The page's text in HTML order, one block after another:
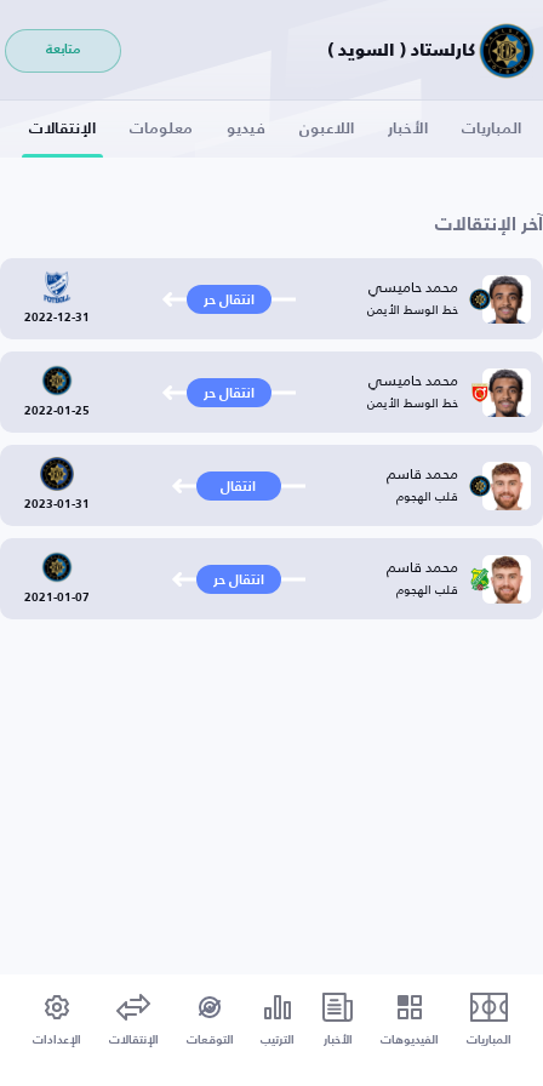
كارلستاد ( السويد ) متابعة
المباريات الأخبار اللاعبون فيديو معلومات الإنتقالات
آخر الإنتقالات
محمد حاميسي
خط الوسط الأيمن انتقال حر
2022-12-31
محمد حاميسي
خط الوسط الأيمن انتقال حر
2022-01-25
محمد قاسم
قلب الهجوم انتقال
2023-01-31
محمد قاسم
قلب الهجوم انتقال حر
2021-01-07
المباريات الفيديوهات الأخبار الترتيب التوقعات الإنتقالات الإعدادات